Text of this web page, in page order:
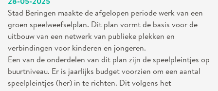
Stad Beringen maakte de afgelopen periode werk van een
groen speelweefselplan. Dit plan vormt de basis voor de
uitbouw van een netwerk van publieke plekken en
verbindingen voor kinderen en jongeren.
Een van de onderdelen van dit plan zijn de speelpleintjes op
buurtniveau. Er is jaarlijks budget voorzien om een aantal
speelpleintjes (her) in te richten. Dit volgens het